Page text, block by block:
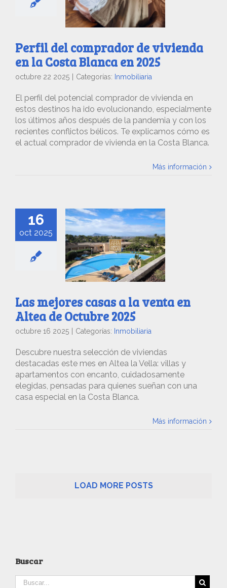
Perfil del comprador de vivienda
en la Costa Blanca en 2025
octubre 22 2025 Categorías: Inmobiliaria
El perfil del potencial comprador de vivienda en
estos destinos ha ido evolucionando, especialmente
los últimos años después de la pandemia y con los
recientes conflictos bélicos. Te explicamos cómo es
el actual comprador de vivienda en la Costa Blanca.
Más información
16
oct 2025
Las mejores casas a la venta en
Altea de Octubre 2025
octubre 16 2025 Categorías: Inmobiliaria
Descubre nuestra selección de viviendas
destacadas este mes en Altea la Vella: villas y
apartamentos con encanto, cuidadosamente
elegidas, pensadas para quienes sueñan con una
casa especial en la Costa Blanca.
Más información
LOAD MORE POSTS
Buscar